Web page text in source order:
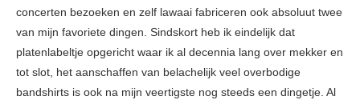
concerten bezoeken en zelf lawaai fabriceren ook absoluut twee
van mijn favoriete dingen. Sindskort heb ik eindelijk dat
platenlabeltje opgericht waar ik al decennia lang over mekker en
tot slot, het aanschaffen van belachelijk veel overbodige
bandshirts is ook na mijn veertigste nog steeds een dingetje. Al